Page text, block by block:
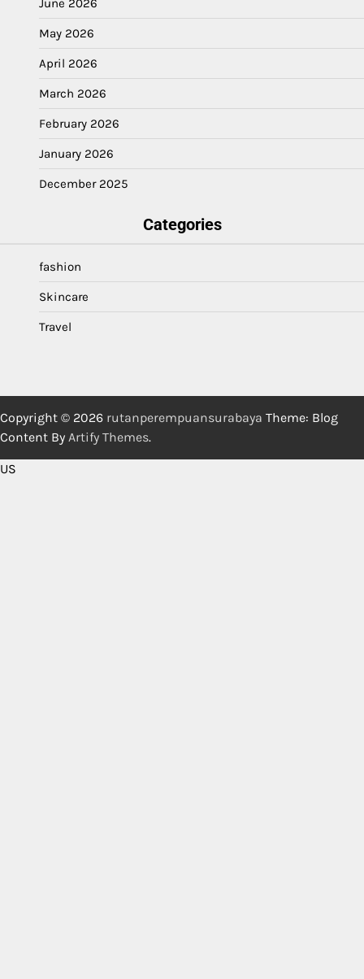
June 2026
May 2026
April 2026
March 2026
February 2026
January 2026
December 2025
Categories
fashion
Skincare
Travel
Copyright © 2026 rutanperempuansurabaya Theme: Blog
Content By Artify Themes.
US